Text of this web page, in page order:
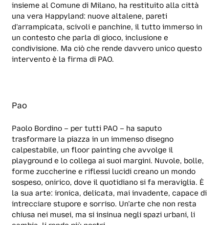
insieme al Comune di Milano, ha restituito alla città
una vera Happyland: nuove altalene, pareti
d’arrampicata, scivoli e panchine, il tutto immerso in
un contesto che parla di gioco, inclusione e
condivisione. Ma ciò che rende davvero unico questo
intervento è la firma di PAO.
Pao
Paolo Bordino – per tutti PAO – ha saputo
trasformare la piazza in un immenso disegno
calpestabile, un floor painting che avvolge il
playground e lo collega ai suoi margini. Nuvole, bolle,
forme zuccherine e riflessi lucidi creano un mondo
sospeso, onirico, dove il quotidiano si fa meraviglia. È
la sua arte: ironica, delicata, mai invadente, capace di
intrecciare stupore e sorriso. Un’arte che non resta
chiusa nei musei, ma si insinua negli spazi urbani, li